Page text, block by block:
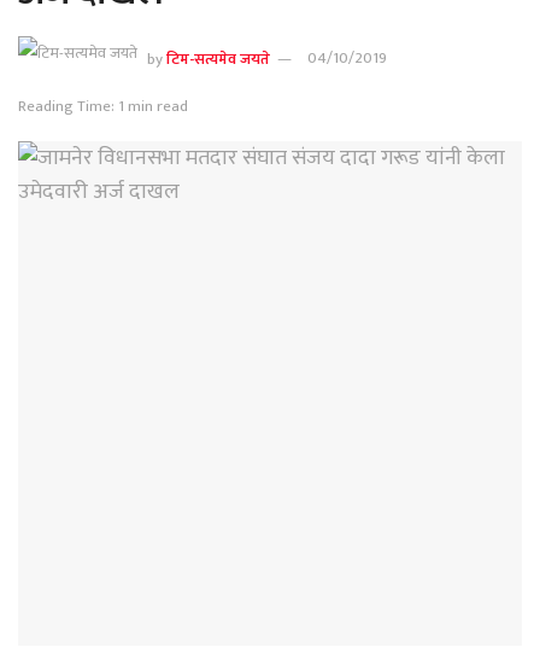
byटिम-सत्यमेव जयते
04/10/2019
Reading Time: 1 min read